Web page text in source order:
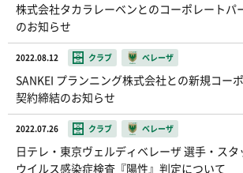
株式会社タカラレーベンとのコーポレートパ
のお知らせ
2022.08.12 クラブ ベレーザ
SANKEI プランニング株式会社との新規コー
契約締結のお知らせ
2022.07.26 クラブ ベレーザ
日テレ・東京ヴェルディベレーザ 選手・ス
ウイルス感染症検査『陽性』判定について